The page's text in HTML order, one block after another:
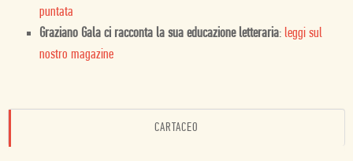
puntata
Graziano Gala ci racconta la sua educazione letteraria: leggi sul
nostro magazine
CARTACEO